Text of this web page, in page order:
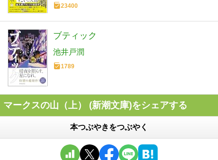
23400
ブティック
池井戸潤
1789
マークスの山（上） (新潮文庫)をシェアする
本つぶやきをつぶやく